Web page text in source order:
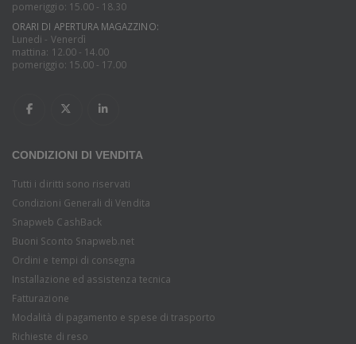
pomeriggio: 15.00 - 18.30
ORARI DI APERTURA MAGAZZINO:
Lunedi - Venerdì
mattina: 12.00 - 14.00
pomeriggio: 15.00 - 17.00
CONDIZIONI DI VENDITA
Tutti i diritti sono riservati
Condizioni Generali di Vendita
Snapweb CashBack
Buoni Sconto Snapweb.net
Ordini e tempi di consegna
Installazione ed assistenza tecnica
Fatturazione
Modalità di pagamento e spese di trasporto
Richieste di reso